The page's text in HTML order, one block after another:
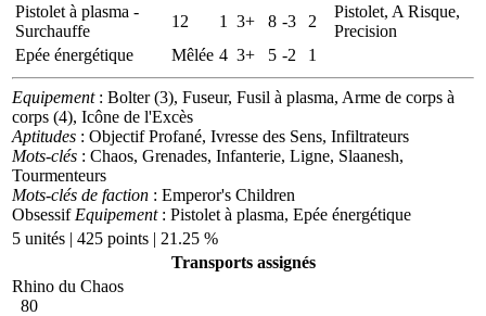
Pistolet à plasma -
Surchauffe
12 1 3+ 8 -3 2
Pistolet, A Risque,
Precision
Epée énergétique
Mêlée 4 3+ 5 -2 1
Equipement: Bolter (3), Fuseur, Fusil à plasma, Arme de corps à
corps (4), Icône de l'Excès
Aptitudes : Objectif Profané, Ivresse des Sens, Infiltrateurs
Mots-clés : Chaos, Grenades, Infanterie, Ligne, Slaanesh,
Tourmenteurs
Mots-clés de faction : Emperor's Children
Obsessif Equipement: Pistolet à plasma, Epée énergétique
5 unités | 425 points | 21.25 %
Transports assignés
Rhino du Chaos
80